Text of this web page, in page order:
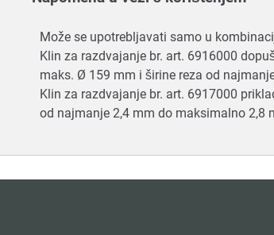
Može se upotrebljavati samo u
Klin za razdvajanje br. art. 6916000
maks. Ø 159 mm i širine reza od
Klin za razdvajanje br. art. 6917000
od najmanje 2,4 mm do maksimalno